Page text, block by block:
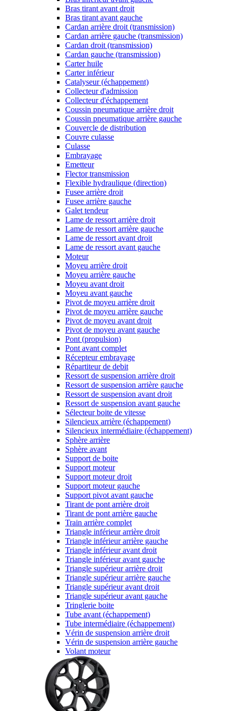
Bras tirant avant droit
Bras tirant avant gauche
Cardan arrière droit (transmission)
Cardan arrière gauche (transmission)
Cardan droit (transmission)
Cardan gauche (transmission)
Carter huile
Carter inférieur
Catalyseur (échappement)
Collecteur d'admission
Collecteur d'échappement
Coussin pneumatique arrière droit
Coussin pneumatique arrière gauche
Couvercle de distribution
Couvre culasse
Culasse
Embrayage
Emetteur
Flector transmission
Flexible hydraulique (direction)
Fusee arrière droit
Fusee arrière gauche
Galet tendeur
Lame de ressort arrière droit
Lame de ressort arrière gauche
Lame de ressort avant droit
Lame de ressort avant gauche
Moteur
Moyeu arrière droit
Moyeu arrière gauche
Moyeu avant droit
Moyeu avant gauche
Pivot de moyeu arrière droit
Pivot de moyeu arrière gauche
Pivot de moyeu avant droit
Pivot de moyeu avant gauche
Pont (propulsion)
Pont avant complet
Récepteur embrayage
Répartiteur de debit
Ressort de suspension arrière droit
Ressort de suspension arrière gauche
Ressort de suspension avant droit
Ressort de suspension avant gauche
Sélecteur boite de vitesse
Silencieux arrière (échappement)
Silencieux intermédiaire (échappement)
Sphère arrière
Sphère avant
Support de boite
Support moteur
Support moteur droit
Support moteur gauche
Support pivot avant gauche
Tirant de pont arrière droit
Tirant de pont arrière gauche
Train arrière complet
Triangle inférieur arrière droit
Triangle inférieur arrière gauche
Triangle inférieur avant droit
Triangle inférieur avant gauche
Triangle supérieur arrière droit
Triangle supérieur arrière gauche
Triangle supérieur avant droit
Triangle supérieur avant gauche
Tringlerie boite
Tube avant (échappement)
Tube intermédiaire (échappement)
Vérin de suspension arrière droit
Vérin de suspension arrière gauche
Volant moteur